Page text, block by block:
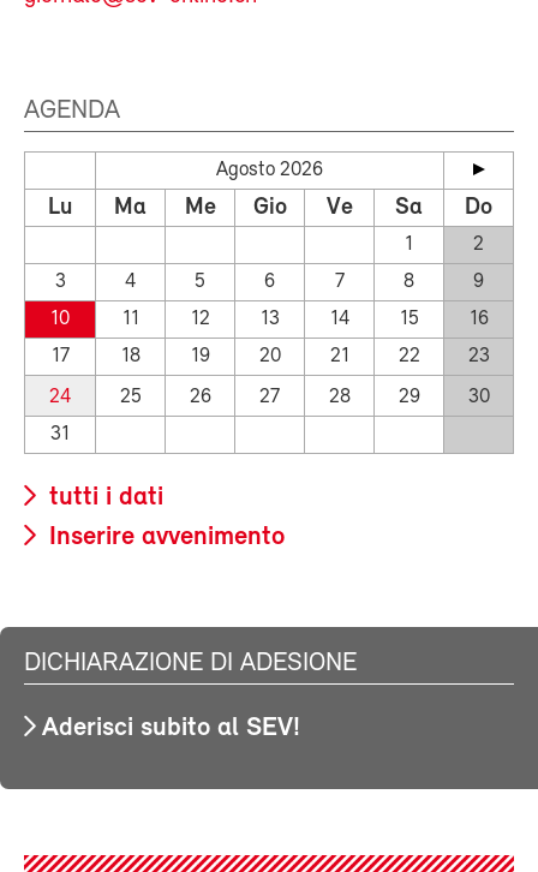
AGENDA
Agosto 2026
Lu Ma Me Gio Ve Sa Do
1
2
3
4 5 6 7 8
9
10
11 12 13 14 15
16
17
18 19 20 21 22
23
24
25 26 27 28 29
30
31
tutti i dati
Inserire avvenimento
DICHIARAZIONE DI ADESIONE
Aderisci subito al SEV!